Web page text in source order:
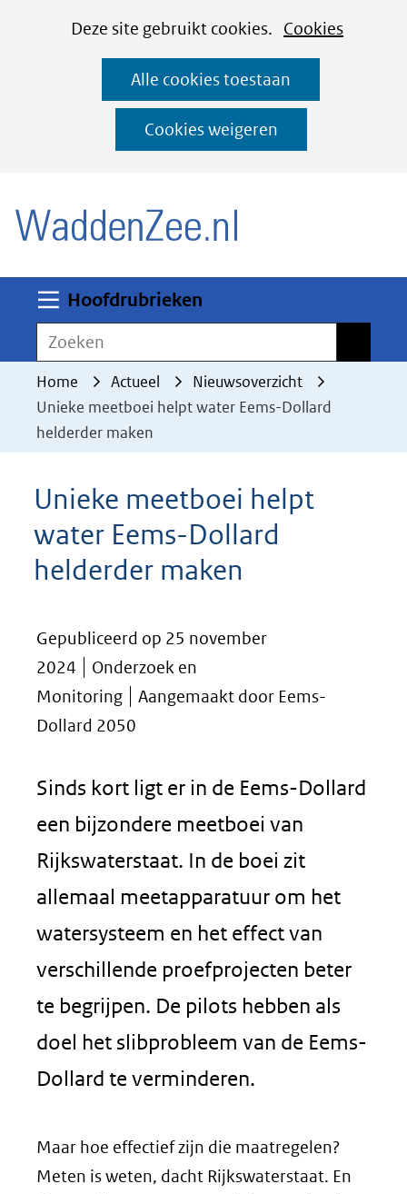
CookiesDeze site gebruikt cookies. Cookies
deze
worden
toegestaan
geweigerd.
Alle cookies toestaan
Cookies weigeren
Ga
naar
de
inhoud
Hoofdrubrieken
Zoeken
Home Actueel
Nieuwsoverzicht
Unieke meetboei helpt water Eems-Dollard
helderder maken
Unieke meetboei helpt
water Eems-Dollard
helderder maken
Gepubliceerd op 25 november
2024
Onderzoek en
Monitoring
Aangemaakt door Eems-
Dollard 2050
Sinds kort ligt er in de Eems-Dollard
een bijzondere meetboei van
Rijkswaterstaat. In de boei zit
allemaal meetapparatuur om het
watersysteem en het effect van
verschillende proefprojecten beter
te begrijpen. De pilots hebben als
doel het slibprobleem van de Eems-
Dollard te verminderen.
Maar hoe effectief zijn die maatregelen?
Meten is weten, dacht Rijkswaterstaat. En